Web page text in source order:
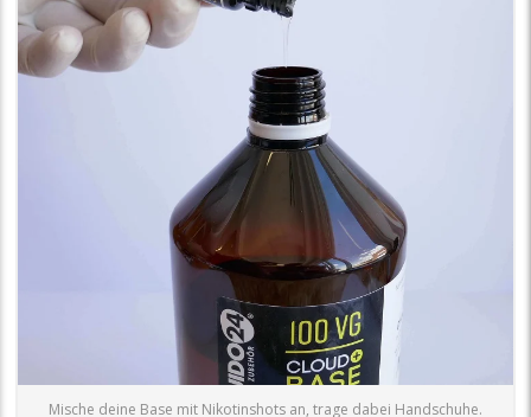
Mische deine Base mit Nikotinshots an, trage dabei Handschuhe.